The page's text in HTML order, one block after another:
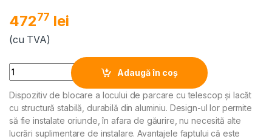
47277 lei
(cu TVA)
Quantity
Adaugă în coș
Dispozitiv de blocare a locului de parcare cu telescop şi lacăt
cu structură stabilă, durabilă din aluminiu. Design-ul lor permite
să fie instalate oriunde, în afara de găurire, nu necesită alte
lucrări suplimentare de instalare. Avantajele faptului că este